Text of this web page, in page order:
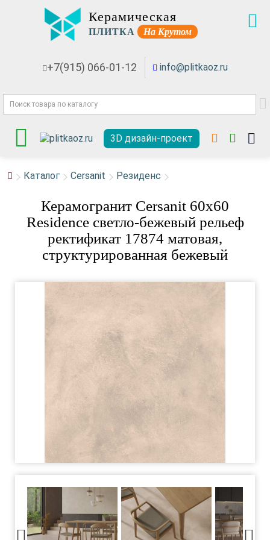
Керамическая
ПЛИТКА На Крутом
+7(915) 066-01-12 info@plitkaoz.ru
3D дизайн-проект
Каталог Cersanit Резиденс
Керамогранит Cersanit 60x60
Residence светло-бежевый рельеф
ректификат 17874 матовая,
структурированная бежевый